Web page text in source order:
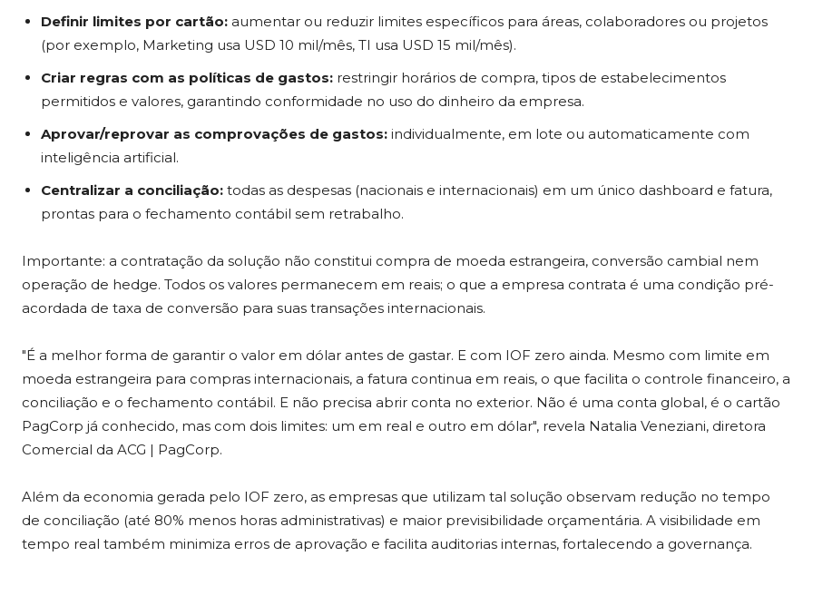
Definir limites por cartão: aumentar ou reduzir limites específicos para áreas, colaboradores ou projetos
(por exemplo, Marketing usa USD 10 mil/mês, TI usa USD 15 mil/mês).
Criar regras com as políticas de gastos: restringir horários de compra, tipos de estabelecimentos
permitidos e valores, garantindo conformidade no uso do dinheiro da empresa.
Aprovar/reprovar as comprovações de gastos: individualmente, em lote ou automaticamente com
inteligência artificial.
Centralizar a conciliação: todas as despesas (nacionais e internacionais) em um único dashboard e fatura,
prontas para o fechamento contábil sem retrabalho.
Importante: a contratação da solução não constitui compra de moeda estrangeira, conversão cambial nem
operação de hedge. Todos os valores permanecem em reais; o que a empresa contrata é uma condição pré-
acordada de taxa de conversão para suas transações internacionais.
"É a melhor forma de garantir o valor em dólar antes de gastar. E com IOF zero ainda. Mesmo com limite em
moeda estrangeira para compras internacionais, a fatura continua em reais, o que facilita o controle financeiro, a
conciliação e o fechamento contábil. E não precisa abrir conta no exterior. Não é uma conta global, é o cartão
PagCorp já conhecido, mas com dois limites: um em real e outro em dólar", revela Natalia Veneziani, diretora
Comercial da ACG | PagCorp.
Além da economia gerada pelo IOF zero, as empresas que utilizam tal solução observam redução no tempo
de conciliação (até 80% menos horas administrativas) e maior previsibilidade orçamentária. A visibilidade em
tempo real também minimiza erros de aprovação e facilita auditorias internas, fortalecendo a governança.